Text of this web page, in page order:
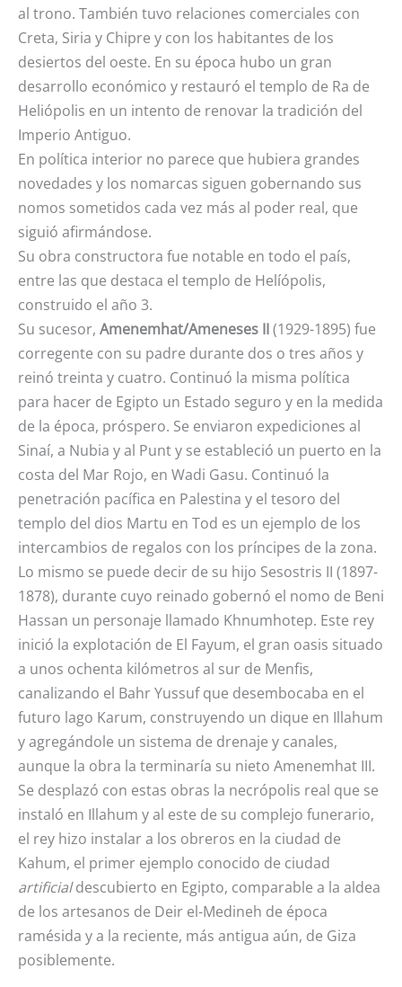
al trono. También tuvo relaciones comerciales con
Creta, Siria y Chipre y con los habitantes de los
desiertos del oeste. En su época hubo un gran
desarrollo económico y restauró el templo de Ra de
Heliópolis en un intento de renovar la tradición del
Imperio Antiguo.
En política interior no parece que hubiera grandes
novedades y los nomarcas siguen gobernando sus
nomos sometidos cada vez más al poder real, que
siguió afirmándose.
Su obra constructora fue notable en todo el país,
entre las que destaca el templo de Helíópolis,
construido el año 3.
Su sucesor, Amenemhat/Ameneses II(1929-1895) fue
corregente con su padre durante dos o tres años y
reinó treinta y cuatro. Continuó la misma política
para hacer de Egipto un Estado seguro y en la medida
de la época, próspero. Se enviaron expediciones al
Sinaí, a Nubia y al Punt y se estableció un puerto en la
costa del Mar Rojo, en Wadi Gasu. Continuó la
penetración pacífica en Palestina y el tesoro del
templo del dios Martu en Tod es un ejemplo de los
intercambios de regalos con los príncipes de la zona.
Lo mismo se puede decir de su hijo Sesostris II (1897-
1878), durante cuyo reinado gobernó el nomo de Beni
Hassan un personaje llamado Khnumhotep. Este rey
inició la explotación de El Fayum, el gran oasis situado
a unos ochenta kilómetros al sur de Menfis,
canalizando el Bahr Yussuf que desembocaba en el
futuro lago Karum, construyendo un dique en Illahum
y agregándole un sistema de drenaje y canales,
aunque la obra la terminaría su nieto Amenemhat III.
Se desplazó con estas obras la necrópolis real que se
instaló en Illahum y al este de su complejo funerario,
el rey hizo instalar a los obreros en la ciudad de
Kahum, el primer ejemplo conocido de ciudad
artificialdescubierto en Egipto, comparable a la aldea
de los artesanos de Deir el-Medineh de época
ramésida y a la reciente, más antigua aún, de Giza
posiblemente.